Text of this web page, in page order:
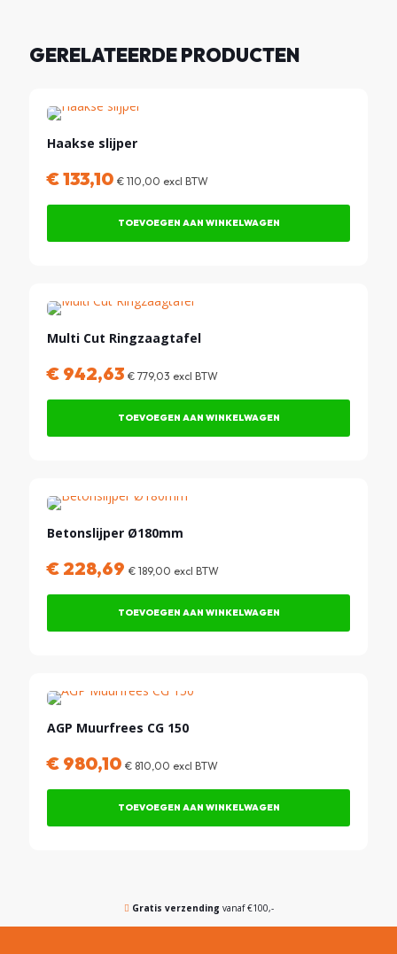
GERELATEERDE PRODUCTEN
Haakse slijper
€133,10 € 110,00 excl BTW
TOEVOEGEN AAN WINKELWAGEN
Multi Cut Ringzaagtafel
€ 942,63 € 779,03 excl BTW
TOEVOEGEN AAN WINKELWAGEN
Betonslijper Ø180mm
€ 228,69 € 189,00 excl BTW
TOEVOEGEN AAN WINKELWAGEN
AGP Muurfrees CG 150
€ 980,10 € 810,00 excl BTW
TOEVOEGEN AAN WINKELWAGEN
Gratis verzending vanaf €100,-